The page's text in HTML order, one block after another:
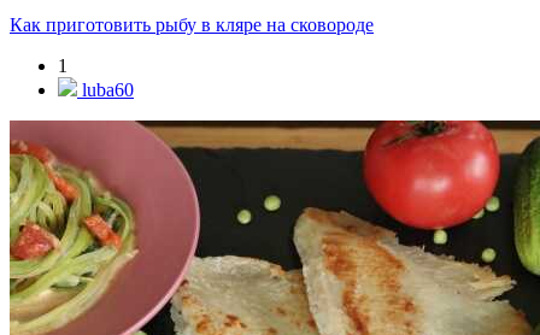
Как приготовить рыбу в кляре на сковороде
1
luba60